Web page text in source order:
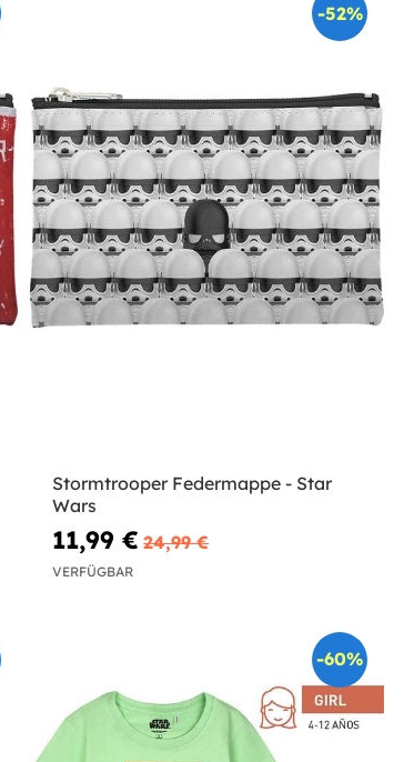
-52%
Stormtrooper Federmappe - Star
Wars
11,99 € 24,99 €
VERFÜGBAR
-60%